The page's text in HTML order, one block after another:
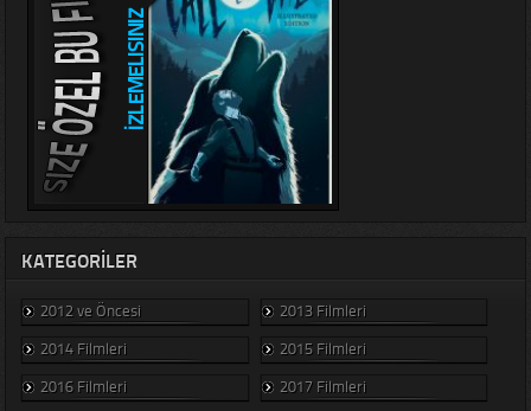
KATEGORILER
2012 ve Öncesi
2013 Filmleri
2014 Filmleri
2015 Filmleri
2016 Filmleri
2017 Filmleri